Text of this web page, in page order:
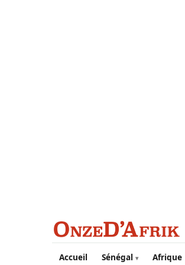
Aller au contenu principal
Accueil Sénégal Afrique